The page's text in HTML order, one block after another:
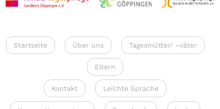
Startseite Über uns Tagesmütter/ –väter
Eltern
Kontakt Leichte Sprache